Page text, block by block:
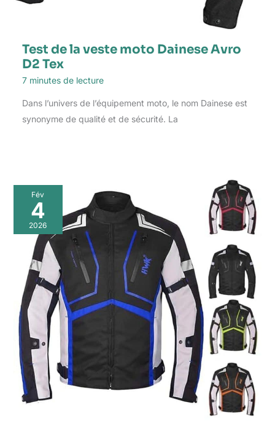
Test de la veste moto Dainese Avro
D2 Tex
7 minutes de lecture
Dans l’univers de l’équipement moto, le nom Dainese est
synonyme de qualité et de sécurité. La
Fév
4
2026